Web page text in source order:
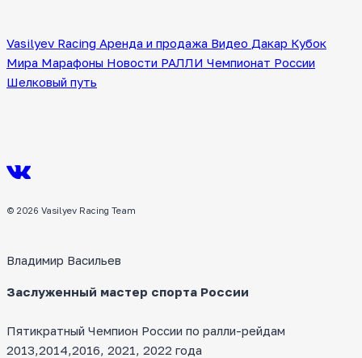
страницам
Vasilyev Racing Аренда и продажа Видео Дакар Кубок
Мира Марафоны Новости РАЛЛИ Чемпионат России
Шелковый путь
© 2026 Vasilyev Racing Team
Владимир Васильев
Заслуженный мастер спорта России
Пятикратный Чемпион России по ралли-рейдам
2013,2014,2016, 2021, 2022 года